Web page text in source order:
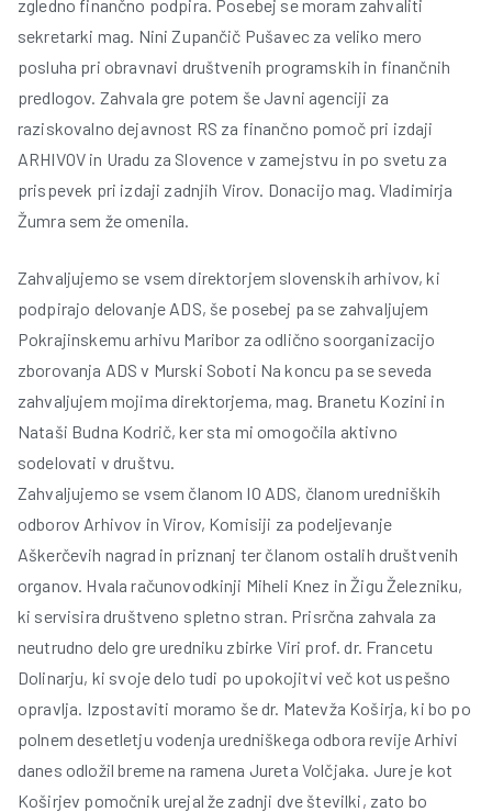
zgledno finančno podpira. Posebej se moram zahvaliti
sekretarki mag. Nini Zupančič Pušavec za veliko mero
posluha pri obravnavi društvenih programskih in finančnih
predlogov. Zahvala gre potem še Javni agenciji za
raziskovalno dejavnost RS za finančno pomoč pri izdaji
ARHIVOV in Uradu za Slovence v zamejstvu in po svetu za
prispevek pri izdaji zadnjih Virov. Donacijo mag. Vladimirja
Žumra sem že omenila.
Zahvaljujemo se vsem direktorjem slovenskih arhivov, ki
podpirajo delovanje ADS, še posebej pa se zahvaljujem
Pokrajinskemu arhivu Maribor za odlično soorganizacijo
zborovanja ADS v Murski Soboti Na koncu pa se seveda
zahvaljujem mojima direktorjema, mag. Branetu Kozini in
Nataši Budna Kodrič, ker sta mi omogočila aktivno
sodelovati v društvu.
Zahvaljujemo se vsem članom IO ADS, članom uredniških
odborov Arhivov in Virov, Komisiji za podeljevanje
Aškerčevih nagrad in priznanj ter članom ostalih društvenih
organov. Hvala računovodkinji Miheli Knez in Žigu Železniku,
ki servisira društveno spletno stran. Prisrčna zahvala za
neutrudno delo gre uredniku zbirke Viri prof. dr. Francetu
Dolinarju, ki svoje delo tudi po upokojitvi več kot uspešno
opravlja. Izpostaviti moramo še dr. Matevža Koširja, ki bo po
polnem desetletju vodenja uredniškega odbora revije Arhivi
danes odložil breme na ramena Jureta Volčjaka. Jure je kot
Koširjev pomočnik urejal že zadnji dve številki, zato bo